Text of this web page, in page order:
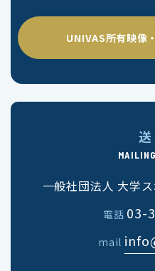
UNIVAS所有映像
一般社団法人 大学
電話 03-
mail